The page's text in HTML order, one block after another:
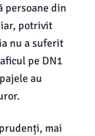
persoane din
iar, potrivit
nu a suferit
pe DN1
au
mai